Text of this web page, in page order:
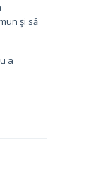
şi să
a